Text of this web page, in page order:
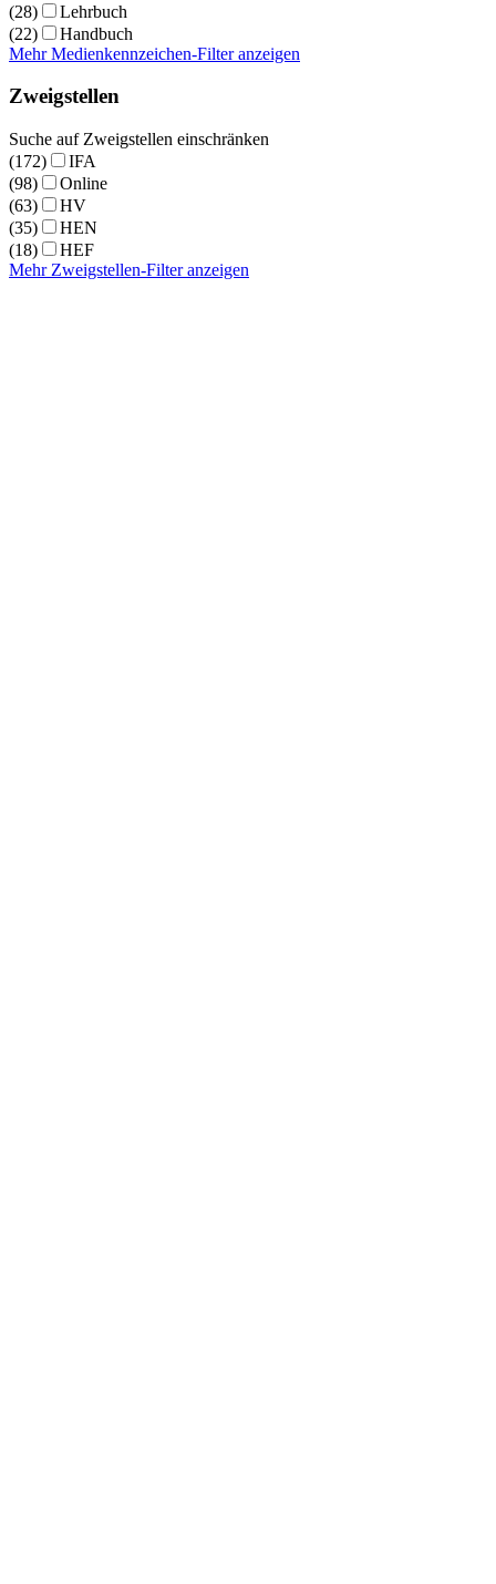
(28)
Lehrbuch
(22)
Handbuch
Mehr Medienkennzeichen-Filter anzeigen
Zweigstellen
Suche auf Zweigstellen einschränken
(172)
IFA
(98)
Online
(63)
HV
(35)
HEN
(18)
HEF
Mehr Zweigstellen-Filter anzeigen